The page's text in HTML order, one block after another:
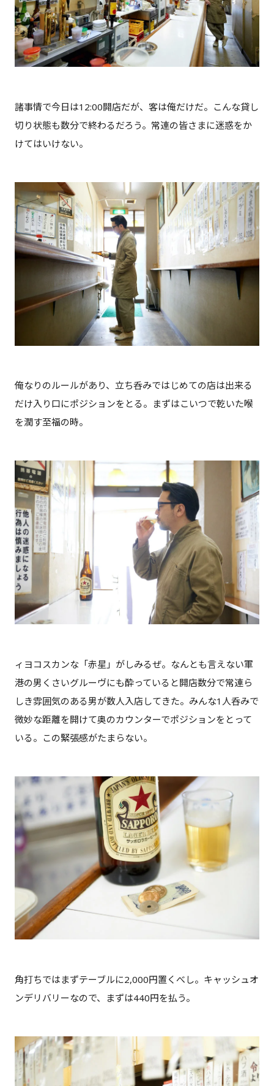
諸事情で今日は12:00開店だが、客は俺だけだ。こんな貸し
切り状態も数分で終わるだろう。常連の皆さまに迷惑をか
けてはいけない。
俺なりのルールがあり、立ち呑みではじめての店は出来る
だけ入り口にポジションをとる。まずはこいつで乾いた喉
を潤す至福の時。
ィヨコスカンな「赤星」がしみるぜ。なんとも言えない軍
港の男くさいグルーヴにも酔っていると開店数分で常連ら
しき雰囲気のある男が数人入店してきた。みんな1人呑みで
微妙な距離を開けて奥のカウンターでポジションをとって
いる。この緊張感がたまらない。
角打ちではまずテーブルに2,000円置くべし。キャッシュオ
ンデリバリーなので、まずは440円を払う。